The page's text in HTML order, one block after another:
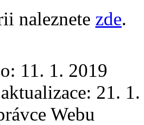
naleznete zde.
11. 1. 2019
21.
Webu